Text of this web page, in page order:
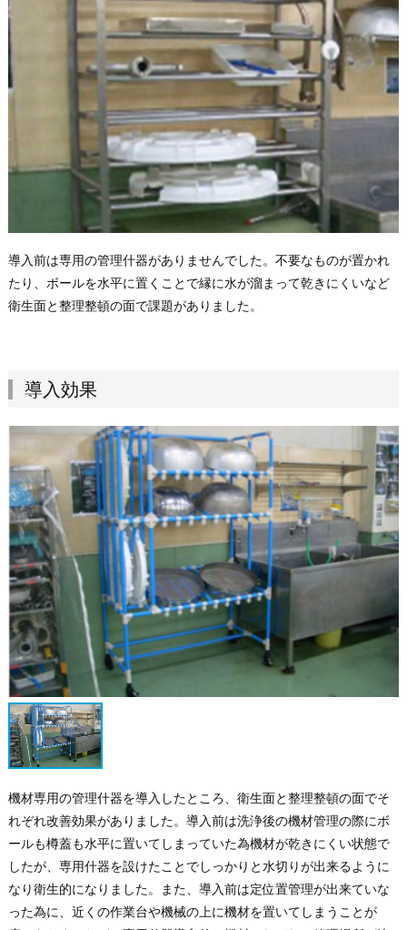
導入前は専用の管理什器がありませんでした。不要なものが置かれ
たり、ボールを水平に置くことで縁に水が溜まって乾きにくいなど
衛生面と整理整頓の面で課題がありました。
導入効果
機材専用の管理什器を導入したところ、衛生面と整理整頓の面でそ
れぞれ改善効果がありました。導入前は洗浄後の機材管理の際にボ
ールも樽蓋も水平に置いてしまっていた為機材が乾きにくい状態で
したが、専用什器を設けたことでしっかりと水切りが出来るように
なり衛生的になりました。また、導入前は定位置管理が出来ていな
った為に、近くの作業台や機械の上に機材を置いてしまうことが